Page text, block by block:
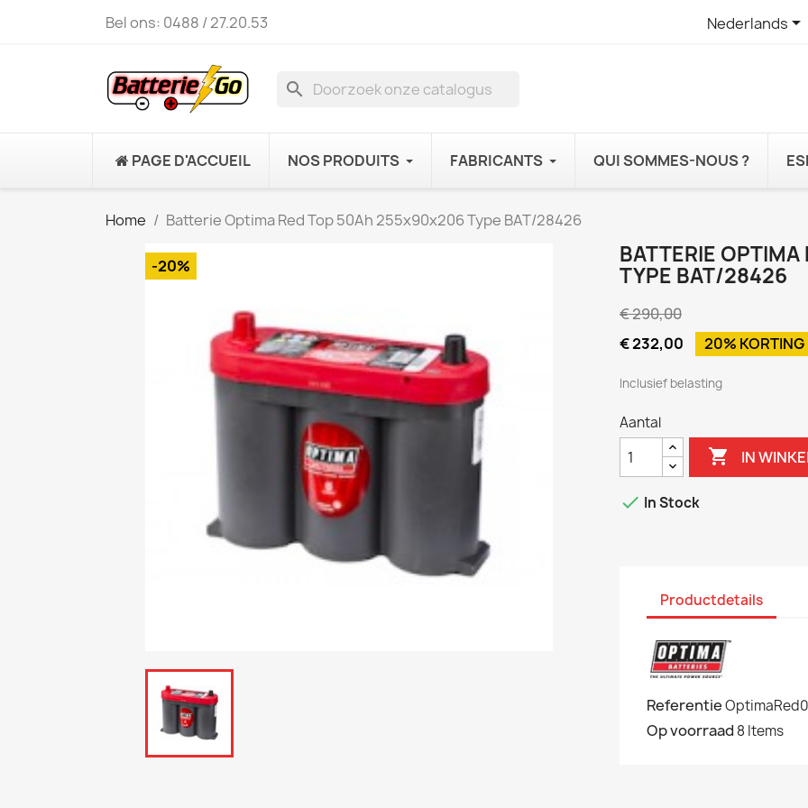
Bel ons: 0488 / 27.20.53 Nederlands
search
PAGE D'ACCUEIL NOS PRODUITS FABRICANTS QUI SOMMES-NOUS ?
Home Batterie Optima Red Top 50Ah 255x90x206 Type BAT/28426
-20%
BATTERIE
TYPE BAT/28426
€ 290,00
€ 232,00
20% KORTING
Inclusief belasting
Aantal
 IN
 In Stock
Productdetails
Referentie
Op voorraad 8 Items